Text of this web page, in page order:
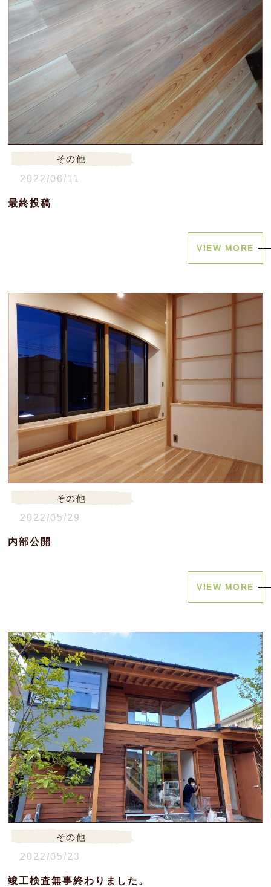
その他
2022/06/11
最終投稿
VIEW MORE
その他
2022/05/29
内部公開
VIEW MORE
その他
2022/05/23
竣工検査無事終わりました。